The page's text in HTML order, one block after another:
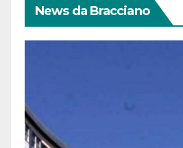
News da Bracciano